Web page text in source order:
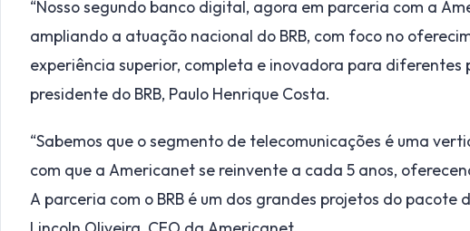
“Nosso segundo banco digital, agora em parceria com a
ampliando a atuação nacional do BRB, com foco no
experiência superior, completa e inovadora para diferentes
presidente do BRB, Paulo Henrique Costa.
“Sabemos que o segmento de telecomunicações é uma
com que a Americanet se reinvente a cada 5 anos,
A parceria com o BRB é um dos grandes projetos do